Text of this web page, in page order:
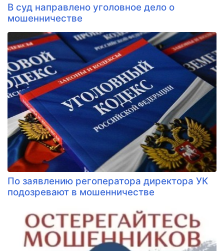
В суд направлено уголовное дело о
мошенничестве
​По заявлению регоператора директора УК
подозревают в мошенничестве